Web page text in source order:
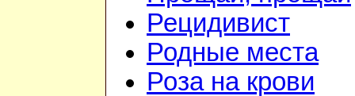
Рецидивист
Родные места
Роза на крови